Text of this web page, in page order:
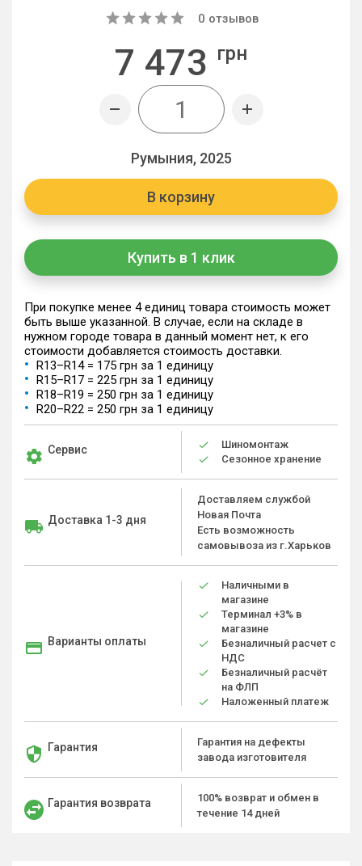
0 отзывов
7 473 грн
Румыния, 2025
В корзину
Купить в 1 клик
При покупке менее 4 единиц товара стоимость может
быть выше указанной. В случае, если на складе в
нужном городе товара в данный момент нет, к его
стоимости добавляется стоимость доставки.
R13–R14 = 175 грн за 1 единицу
R15–R17 = 225 грн за 1 единицу
R18–R19 = 250 грн за 1 единицу
R20–R22 = 250 грн за 1 единицу
Сервис
Шиномонтаж
Сезонное хранение
Доставка 1-3 дня
Доставляем службой
Новая Почта
Есть возможность
самовывоза из г.Харьков
Варианты оплаты
Наличными в
магазине
Терминал +3% в
магазине
Безналичный расчет с
НДС
Безналичный расчёт
на ФЛП
Наложенный платеж
Гарантия
Гарантия на дефекты
завода изготовителя
Гарантия возврата
100% возврат и обмен в
течение 14 дней